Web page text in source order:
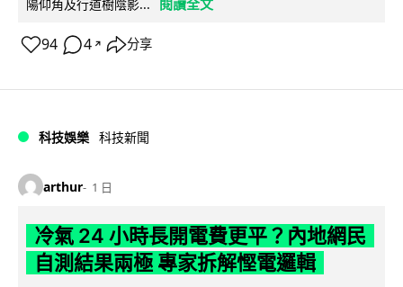
陽仰角及行道樹陰影...
閱讀全文
94 4 ↗ 分享
科技娛樂 科技新聞
arthur 1 日
冷氣 24 小時長開電費更平？內地網民
自測結果兩極 專家拆解慳電邏輯